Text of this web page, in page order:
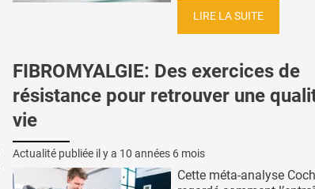
LIRE LA SUITE
FIBROMYALGIE: Des exercices de
résistance pour retrouver une
vie
Actualité publiée il y a 10 années 6 mois
Cette méta-analyse